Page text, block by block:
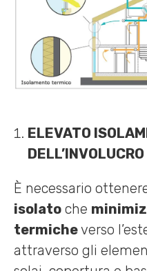
ELEVATO
DELL’INVOLUCRO
È necessario
isolato che
termicheverso
attraverso gli